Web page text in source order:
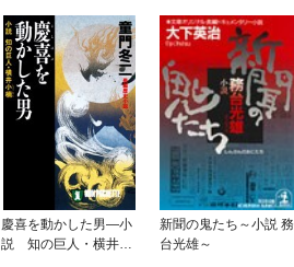
慶喜を動かした男—小
説 知の巨人・横井小
新聞の鬼たち～小説 務
台光雄～